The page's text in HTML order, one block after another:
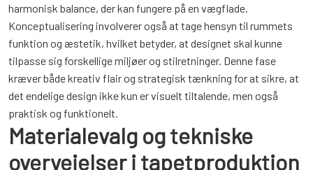
harmonisk balance, der kan fungere på en vægflade.
Konceptualisering involverer også at tage hensyn til rummets
funktion og æstetik, hvilket betyder, at designet skal kunne
tilpasse sig forskellige miljøer og stilretninger. Denne fase
kræver både kreativ flair og strategisk tænkning for at sikre, at
det endelige design ikke kun er visuelt tiltalende, men også
praktisk og funktionelt.
Materialevalg og tekniske
overvejelser i tapetproduktion